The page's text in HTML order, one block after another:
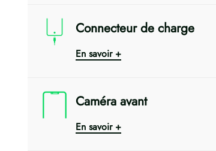
Connecteur de charge
En savoir +
Caméra avant
En savoir +